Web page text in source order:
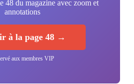
48 du magazine avec zoom et
annotations
à la page 48 →
aux membres VIP